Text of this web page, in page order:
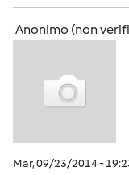
Anonimo (non
Mar, 09/23/2014 -